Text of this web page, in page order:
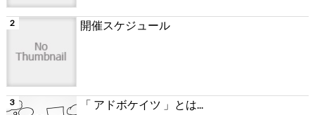
開催スケジュール
「 アドボケイツ 」とは...